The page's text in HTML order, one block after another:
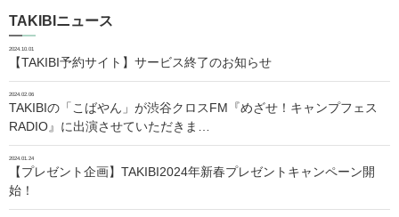
TAKIBIニュース
2024.10.01
【TAKIBI予約サイト】サービス終了のお知らせ
2024.02.06
TAKIBIの「こばやん」が渋谷クロスFM『めざせ！キャンプフェス
RADIO』に出演させていただきま…
2024.01.24
【プレゼント企画】TAKIBI2024年新春プレゼントキャンペーン開
始！